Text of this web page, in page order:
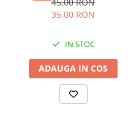
35,00 RON
IN STOC
ADAUGA IN COS